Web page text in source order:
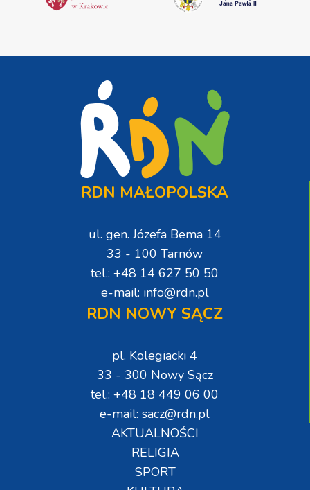
RDN MAŁOPOLSKA
ul. gen. Józefa Bema 14
33 - 100 Tarnów
tel.: +48 14 627 50 50
e-mail: info@rdn.pl
RDN NOWY SĄCZ
pl. Kolegiacki 4
33 - 300 Nowy Sącz
tel.: +48 18 449 06 00
e-mail: sacz@rdn.pl
AKTUALNOŚCI
RELIGIA
SPORT